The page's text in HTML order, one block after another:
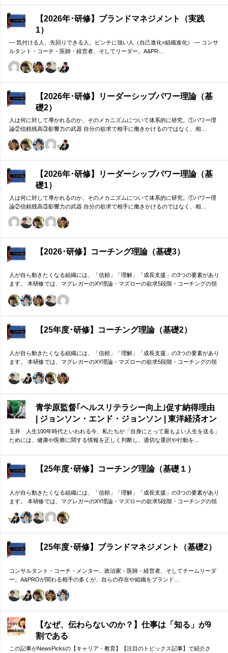
【2026年･研修】ブランドマネジメント（実践
1）
― 気付ける人、先回りできる人、ピンチに強い人（自己進化×組織進化） ― コンサ
ルタント・コーチ・医師・経営者、そしてリーダー。A&PR…
【2026年･研修】リーダーシップパワー理論（基
礎2）
人は何に対して導かれるのか、そのメカニズムについて体系的に研究。①パワー理
論②信頼残高③影響力の武器 自分の欲求で相手に働きかけるのではなく、相…
【2026年･研修】リーダーシップパワー理論（基
礎1）
人は何に対して導かれるのか、そのメカニズムについて体系的に研究。①パワー理
論②信頼残高③影響力の武器 自分の欲求で相手に働きかけるのではなく、相…
【2026･研修】コーチング理論（基礎3）
人が自ら動きたくなる組織には、「信頼」「理解」「成長支援」の3つの要素があり
ます。 本研修では、マグレガーのXY理論・マズローの欲求5段階・コーチングの領
を、実例を交えて深く学びます。 単なる知識の習得にとどまらず、現場で直面する
【25年度･研修】コーチング理論（基礎2）
人が自ら動きたくなる組織には、「信頼」「理解」「成長支援」の3つの要素があり
ます。 本研修では、マグレガーのXY理論・マズローの欲求5段階・コーチングの領
を、実例を交えて深く学びます。 単なる知識の習得にとどまらず、現場で直面する
青学原監督｢ヘルスリテラシー向上｣促す納得理由
| ジョンソン・エンド・ジョンソン | 東洋経済オン
ライン
玉井 人生100年時代といわれる今、私たちが「自身にとって最もよい人生を送る」
ためには、健康や医療に関する情報を正しく判断し、適切な選択や行動を…
【25年度･研修】コーチング理論（基礎１）
人が自ら動きたくなる組織には、「信頼」「理解」「成長支援」の3つの要素があり
ます。 本研修では、マグレガーのXY理論・マズローの欲求5段階・コーチングの領
を、実例を交えて深く学びます。 単なる知識の習得にとどまらず、現場で直面する
【25年度･研修】ブランドマネジメント（基礎2）
コンサルタント・コーチ・メンター、政治家・医師・経営者、そしてチームリーダ
ー。A&PROが関わる相手の多くが、自らの存在や組織をブランド…
【なぜ、伝わらないのか？】仕事は「知る」が9
割である
この記事がNewsPicksの【キャリア・教育】【注目のトピックス記事】で紹介さ